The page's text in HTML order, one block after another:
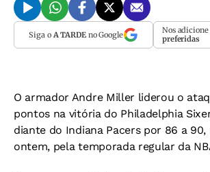
Siga o A TARDEno Google Nos adicione
preferidas
O armador Andre Miller liderou o
pontos na vitória do Philadelphia
diante do Indiana Pacers por 86 a
ontem, pela temporada regular da